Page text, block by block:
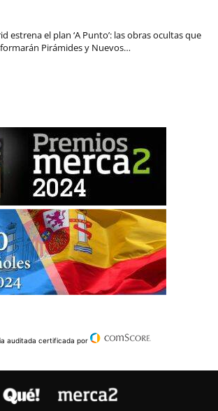
estrena el plan ‘A Punto’: las obras ocultas que
Pirámides y Nuevos…
auditada certificada por